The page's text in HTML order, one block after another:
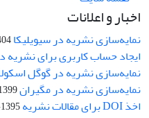
اخبار و اعلانات
نمایه‌سازی نشریه در سیویلیکا26
ایجاد حساب کاربری برای
نمایه‌سازی نشریه در گوگل
نمایه‌سازی نشریه در مگیران03-23
اخذ DOI برای مقالات نشریه 1395-06-10